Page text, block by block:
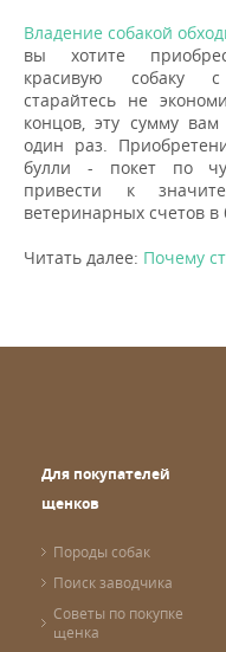
Владение собакой
вы хотите
красивую собаку с
старайтесь не
концов, эту сумму
один раз.
булли - покет по
привести к
ветеринарных счетов
Читать далее: Почему
Для покупателей
щенков
Породы собак
Поиск заводчика
Советы по покупке
щенка